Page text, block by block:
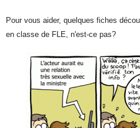
Pour vous aider, quelques fiches
en classe de FLE, n'est-ce pas?